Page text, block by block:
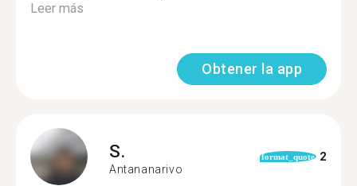
Leer más
Obtener la app
S.
Antananarivo
format_quote 2